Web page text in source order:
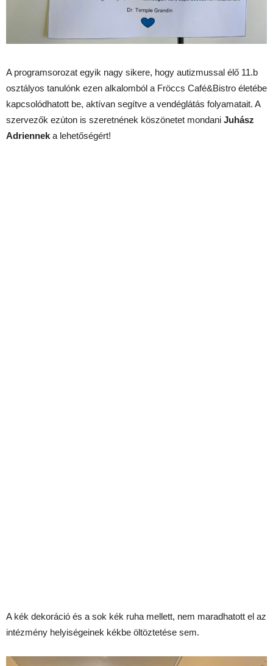
A programsorozat egyik nagy sikere, hogy autizmussal élő 11.b
osztályos tanulónk ezen alkalomból a Fröccs Café&Bistro életébe
kapcsolódhatott be, aktívan segítve a vendéglátás folyamatait. A
szervezők ezúton is szeretnének köszönetet mondani Juhász
Adriennek a lehetőségért!
A kék dekoráció és a sok kék ruha mellett, nem maradhatott el az
intézmény helyiségeinek kékbe öltöztetése sem.